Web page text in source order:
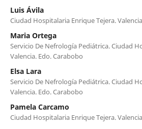
Luis Ávila
Ciudad Hospitalaria Enrique Tejera.
Maria Ortega
Servicio De Nefrología Pediátrica. Ciudad
Valencia. Edo. Carabobo
Elsa Lara
Servicio De Nefrología Pediátrica. Ciudad
Valencia. Edo. Carabobo
Pamela Carcamo
Ciudad Hospitalaria Enrique Tejera.